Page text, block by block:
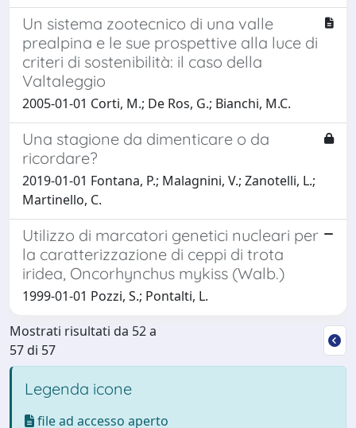
Un sistema zootecnico di una valle
prealpina e le sue prospettive alla luce di
criteri di sostenibilità: il caso della
Valtaleggio
2005-01-01 Corti, M.; De Ros, G.; Bianchi, M.C.
Una stagione da dimenticare o da
ricordare?
2019-01-01 Fontana, P.; Malagnini, V.; Zanotelli, L.;
Martinello, C.
Utilizzo di marcatori genetici nucleari per
la caratterizzazione di ceppi di trota
iridea, Oncorhynchus mykiss (Walb.)
1999-01-01 Pozzi, S.; Pontalti, L.
Mostrati risultati da 52 a
57 di 57
Legenda icone
file ad accesso aperto